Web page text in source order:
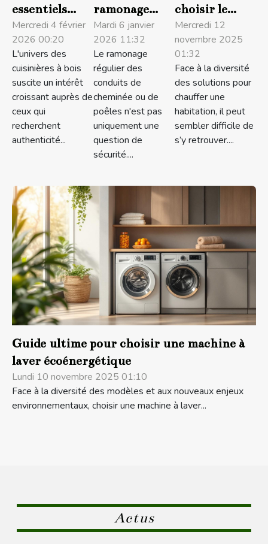
essentiels
pour choisir
sa cuisinière à
bois idéale
Mercredi 4 février
2026 00:20
L'univers des
cuisinières à bois
suscite un intérêt
croissant auprès de
ceux qui
recherchent
authenticité...
ramonage
régulier
améliore-t-il
la
performance
énergétique ?
Mardi 6 janvier
2026 11:32
Le ramonage
régulier des
conduits de
cheminée ou de
poêles n'est pas
uniquement une
question de
sécurité....
choisir le
système de
chauffage
idéal pour
votre maison
?
Mercredi 12
novembre 2025
01:32
Face à la diversité
des solutions pour
chauffer une
habitation, il peut
sembler difficile de
s’y retrouver....
Guide ultime pour choisir une machine à
laver écoénergétique
Lundi 10 novembre 2025 01:10
Face à la diversité des modèles et aux nouveaux enjeux
environnementaux, choisir une machine à laver...
Actus